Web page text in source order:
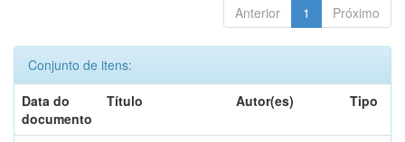
Anterior 1 Próximo
Conjunto de itens:
Data do
documento
Título Autor(es) Tipo